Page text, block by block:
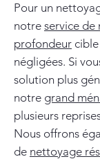
Pour un
notre service de
profondeur
négligées. Si
solution plus
notre grand
plusieurs
Nous offrons
de nettoyage